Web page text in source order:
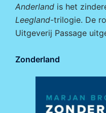
Anderland is het
Leegland-trilogie. De
Uitgeverij Passage
Zonderland